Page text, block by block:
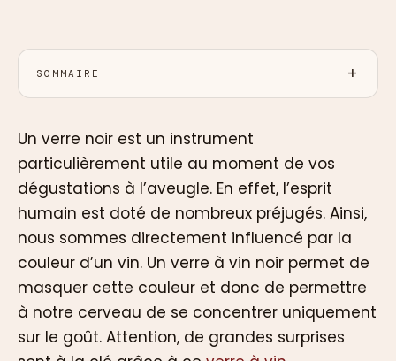
SOMMAIRE
Un verre noir est un instrument
particulièrement utile au moment de vos
dégustations à l’aveugle. En effet, l’esprit
humain est doté de nombreux préjugés. Ainsi,
nous sommes directement influencé par la
couleur d’un vin. Un verre à vin noir permet de
masquer cette couleur et donc de permettre
à notre cerveau de se concentrer uniquement
sur le goût. Attention, de grandes surprises